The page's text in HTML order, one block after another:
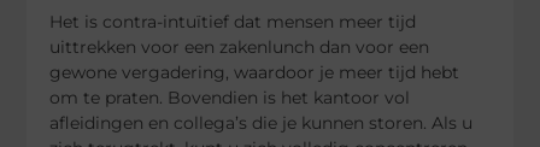
Het is contra-intuïtief dat mensen meer tijd
uittrekken voor een zakenlunch dan voor een
gewone vergadering, waardoor je meer tijd hebt
om te praten. Bovendien is het kantoor vol
afleidingen en collega’s die je kunnen storen. Als u